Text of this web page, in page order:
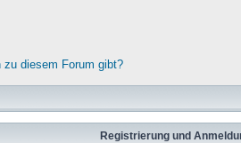
diesem Forum gibt?
Registrierung und